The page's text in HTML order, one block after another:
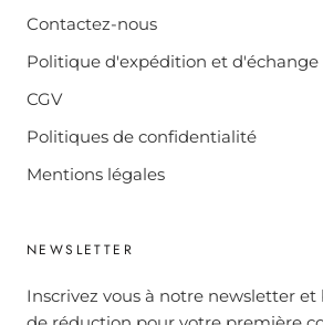
Contactez-nous
Politique d'expédition et d'échange
CGV
Politiques de confidentialité
Mentions légales
NEWSLETTER
Inscrivez vous à notre newsletter et